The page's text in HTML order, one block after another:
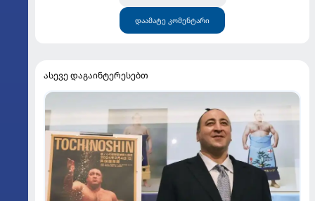
დაამატე კომენტარი
ასევე დაგაინტერესებთ